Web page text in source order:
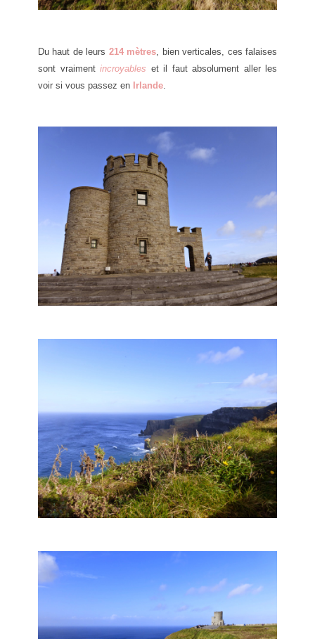
Du haut de leurs 214 mètres, bien verticales, ces falaises
sont vraiment incroyables et il faut absolument aller les
voir si vous passez en Irlande.